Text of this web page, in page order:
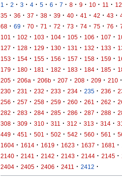
1 · 2 · 3 · 4 · 5 · 6 · 7 · 8 · 9 · 10 · 11 · 12
35 · 36 · 37 · 38 · 39 · 40 · 41 · 42 · 43 ·
68 · 69 · 70 · 71 · 72 · 73 · 74 · 75 · 76 ·
101
· 102 · 103 · 104 · 105 · 106 · 107 ·
127 · 128 · 129 · 130 · 131 · 132 · 133 ·
153 · 154 · 155 · 156 · 157 · 158 · 159 ·
179 · 180 · 181 · 182 · 183 · 184 · 185 ·
205 · 206a · 206b · 207 · 208 · 209 · 210 ·
230 · 231 · 232 · 233 · 234 · 235 · 236 ·
256 · 257 · 258 · 259 · 260 · 261 · 262 ·
282 · 283 · 284 · 285 · 286 · 287 · 288 ·
308 · 309 · 310 · 311 · 312 · 313 · 314 ·
449 · 451 · 501 · 502 · 542 · 560 · 561 ·
1604 · 1614 · 1619 · 1623 · 1637 · 1681 ·
2140 · 2141 · 2142 · 2143 · 2144 · 2145 ·
2404 · 2405 · 2406 · 2411 · 2412 ·